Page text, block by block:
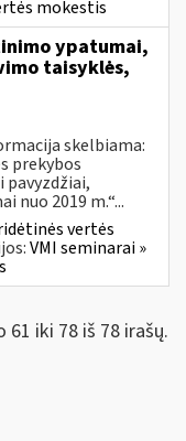
mokestis
ypatumai,
taisyklės,
skelbiama:
prekybos
nuo 2019 m.“...
vertės
VMI seminarai »
61 iki 78 iš 78 irašų.